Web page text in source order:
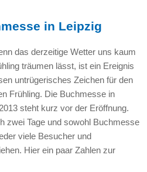
in Leipzig
das derzeitige Wetter uns kaum
träumen lässt, ist ein Ereignis
untrügerisches Zeichen für den
Frühling. Die Buchmesse in
steht kurz vor der Eröffnung.
zwei Tage und sowohl Buchmesse
viele Besucher und
Hier ein paar Zahlen zur